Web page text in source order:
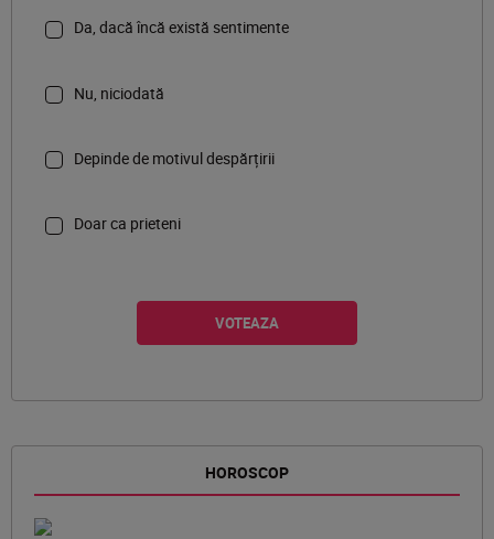
Da, dacă încă există sentimente
Nu, niciodată
Depinde de motivul despărțirii
Doar ca prieteni
HOROSCOP